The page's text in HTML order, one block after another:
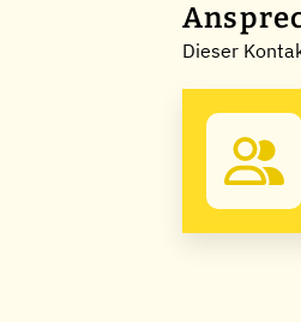
Dieser